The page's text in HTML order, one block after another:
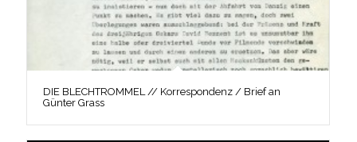
DIE BLECHTROMMEL // Korrespondenz / Brief an
Günter Grass